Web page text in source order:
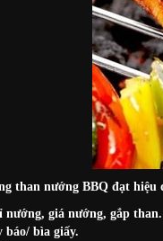
than nướng BBQ đạt
nướng, giá nướng, gắp than.
báo/ bìa giấy.